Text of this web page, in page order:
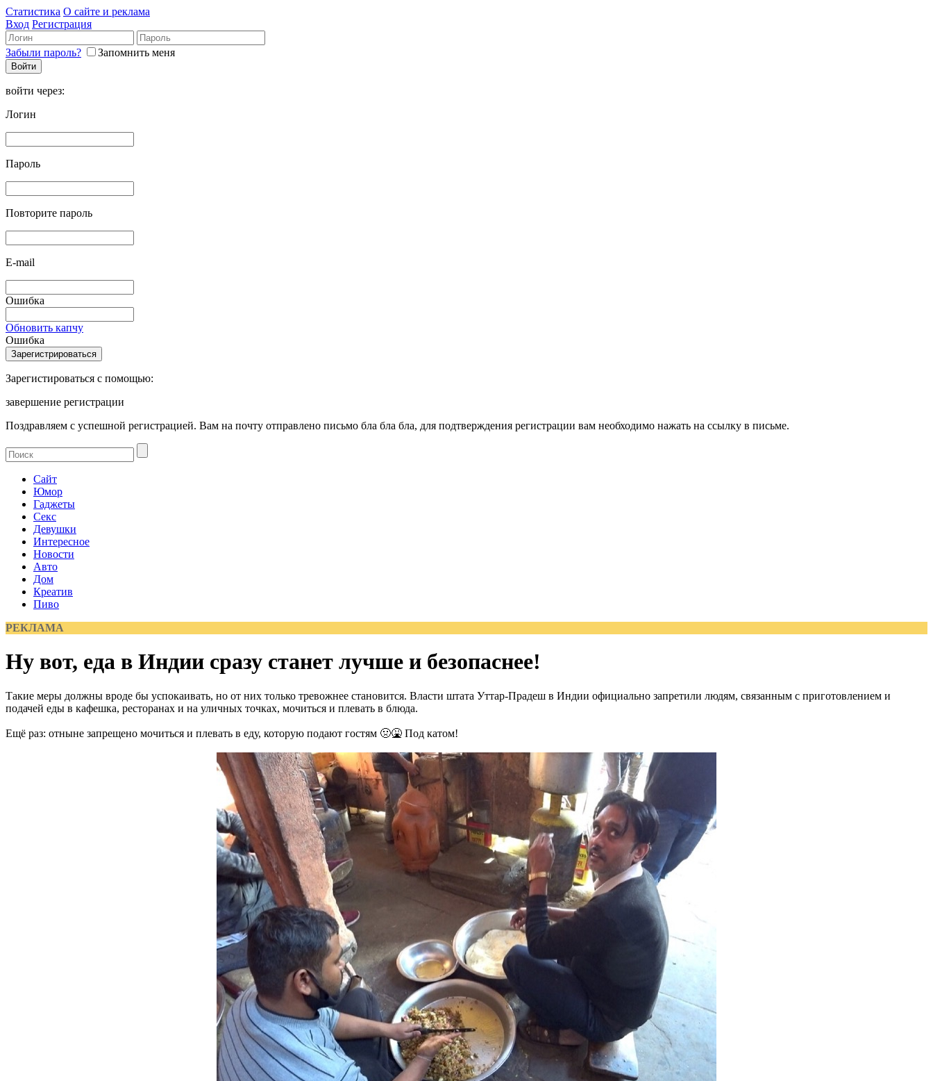
Статистика О сайте и реклама
Вход Регистрация
Забыли пароль? Запомнить меня
войти через:
Логин
Пароль
Повторите пароль
E-mail
Ошибка
Обновить капчу
Ошибка
Зарегистироваться с помощью:
завершение регистрации
Поздравляем с успешной регистрацией. Вам на почту отправлено письмо бла бла бла, для подтверждения регистрации вам необходимо нажать на ссылку в письме.
Сайт
Юмор
Гаджеты
Секс
Девушки
Интересное
Новости
Авто
Дом
Креатив
Пиво
РЕКЛАМА
Ну вот, еда в Индии сразу станет лучше и безопаснее!
Такие меры должны вроде бы успокаивать, но от них только тревожнее становится. Власти штата Уттар-Прадеш в Индии официально запретили людям, связанным с приготовлением и
подачей еды в кафешка, ресторанах и на уличных точках, мочиться и плевать в блюда.
Ещё раз: отныне запрещено мочиться и плевать в еду, которую подают гостям 🤢🤮 Под катом!